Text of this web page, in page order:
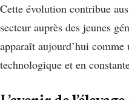
Cette évolution contribue
secteur auprès des jeunes
apparaît aujourd’hui
technologique et en